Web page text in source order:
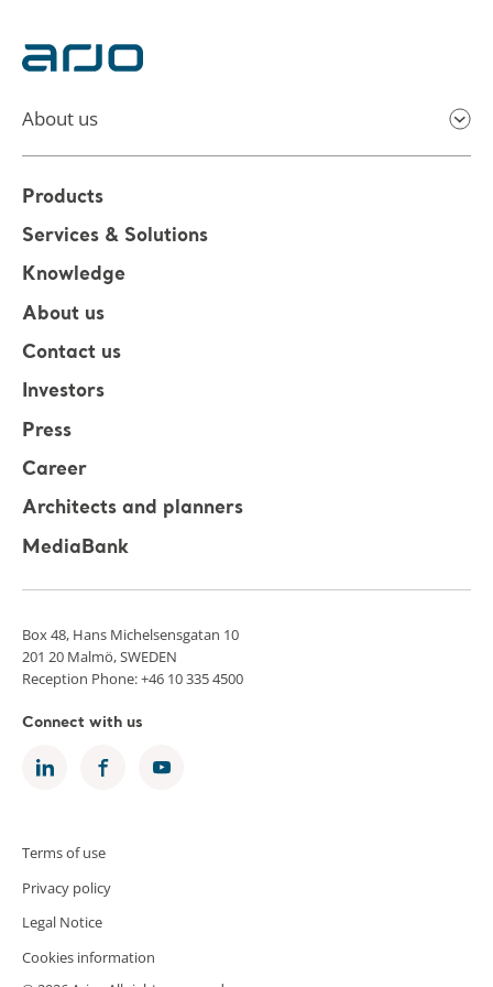
About us
Products
Services & Solutions
Knowledge
About us
Contact us
Investors
Press
Career
Architects and planners
MediaBank
Box 48, Hans Michelsensgatan 10
201 20 Malmö, SWEDEN
Reception Phone: +46 10 335 4500
Connect with us
Terms of use
Privacy policy
Legal Notice
Cookies information